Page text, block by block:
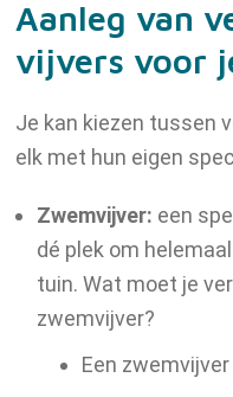
Aanleg van
vijvers voor
Je kan kiezen tussen
elk met hun eigen
Zwemvijver: een
dé plek om
tuin. Wat moet je
zwemvijver?
Een